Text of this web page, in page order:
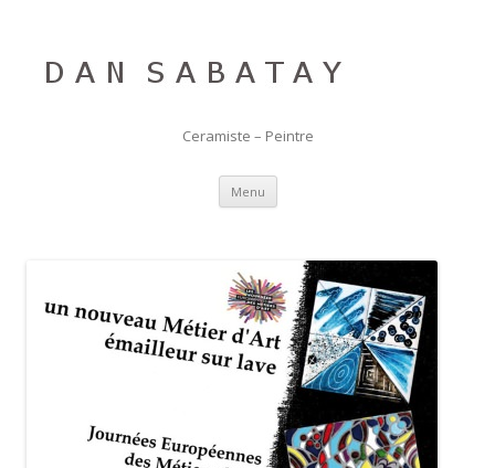
Ceramiste – Peintre
Menu Aller au contenu principal